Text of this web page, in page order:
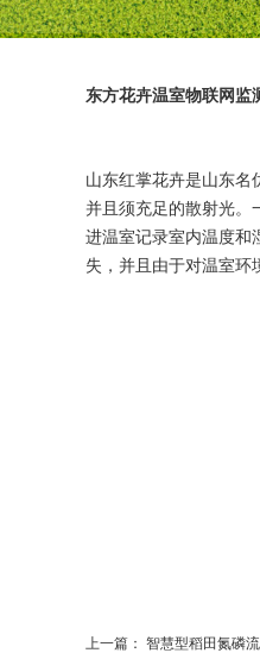
东方花卉温室物联网监
山东红掌花卉是山东名
并且须充足的散射光。
进温室记录室内温度和
失，并且由于对温室环
上一篇： 智慧型稻田氮磷